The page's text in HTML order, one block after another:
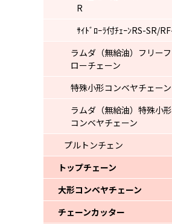
R
ｻｲﾄﾞﾛｰﾗ付ﾁｪｰﾝRS-SR/
ラムダ（無給油）フリーフ
ローチェーン
特殊小形コンベヤチェーン
ラムダ（無給油）特殊小形
コンベヤチェーン
プルトンチェン
トップチェーン
大形コンベヤチェーン
チェーンカッター